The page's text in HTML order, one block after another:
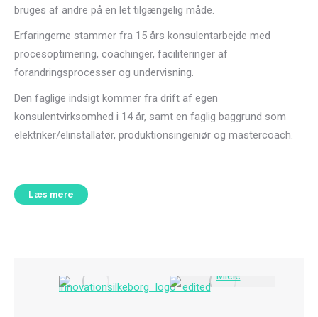
bruges af andre på en let tilgængelig måde.
Erfaringerne stammer fra 15 års konsulentarbejde med
procesoptimering, coachinger, faciliteringer af
forandringsprocesser og undervisning.
Den faglige indsigt kommer fra drift af egen
konsulentvirksomhed i 14 år, samt en faglig baggrund som
elektriker/elinstallatør, produktionsingeniør og mastercoach.
Læs mere